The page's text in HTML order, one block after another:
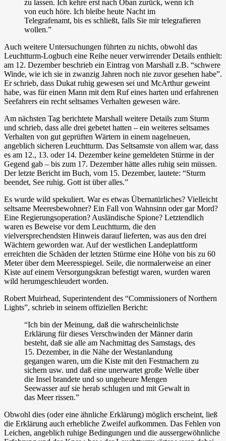
zu lassen. Ich kehre erst nach Oban zurück, wenn ich
von euch höre. Ich bleibe heute Nacht im
Telegrafenamt, bis es schließt, falls Sie mir telegrafieren
wollen.”
Auch weitere Untersuchungen führten zu nichts, obwohl das
Leuchtturm-Logbuch eine Reihe neuer verwirrender Details enthielt:
am 12. Dezember beschrieb ein Eintrag von Marshall z.B. “schwere
Winde, wie ich sie in zwanzig Jahren noch nie zuvor gesehen habe”.
Er schrieb, dass Dukat ruhig gewesen sei und McArthur geweint
habe, was für einen Mann mit dem Ruf eines harten und erfahrenen
Seefahrers ein recht seltsames Verhalten gewesen wäre.
Am nächsten Tag berichtete Marshall weitere Details zum Sturm
und schrieb, dass alle drei gebetet hatten – ein weiteres seltsames
Verhalten von gut geprüften Wärtern in einem nagelneuen,
angeblich sicheren Leuchtturm. Das Seltsamste von allem war, dass
es am 12., 13. oder 14. Dezember keine gemeldeten Stürme in der
Gegend gab – bis zum 17. Dezember hätte alles ruhig sein müssen.
Der letzte Bericht im Buch, vom 15. Dezember, lautete: “Sturm
beendet, See ruhig. Gott ist über alles.”
Es wurde wild spekuliert. War es etwas Übernatürliches? Vielleicht
seltsame Meeresbewohner? Ein Fall von Wahnsinn oder gar Mord?
Eine Regierungsoperation? Ausländische Spione? Letztendlich
waren es Beweise vor dem Leuchtturm, die den
vielversprechendsten Hinweis darauf lieferten, was aus den drei
Wächtern geworden war. Auf der westlichen Landeplattform
erreichten die Schäden der letzten Stürme eine Höhe von bis zu 60
Meter über dem Meeresspiegel. Seile, die normalerweise an einer
Kiste auf einem Versorgungskran befestigt waren, wurden waren
wild herumgeschleudert worden.
Robert Muirhead, Superintendent des “Commissioners of Northern
Lights”, schrieb in seinem offiziellen Bericht:
“Ich bin der Meinung, daß die wahrscheinlichste
Erklärung für dieses Verschwinden der Männer darin
besteht, daß sie alle am Nachmittag des Samstags, des
15. Dezember, in die Nähe der Westanlandung
gegangen waren, um die Kiste mit den Festmachern zu
sichern usw. und daß eine unerwartet große Welle über
die Insel brandete und so ungeheure Mengen
Seewasser auf sie herab schlugen und mit Gewalt in
das Meer rissen.”
Obwohl dies (oder eine ähnliche Erklärung) möglich erscheint, ließ
die Erklärung auch erhebliche Zweifel aufkommen. Das Fehlen von
Leichen, angeblich ruhige Bedingungen und die aussergewöhnliche